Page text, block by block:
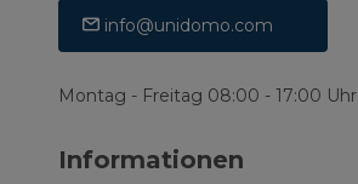
info@unidomo.com
Montag - Freitag 08:00 - 17:00 Uhr
Informationen